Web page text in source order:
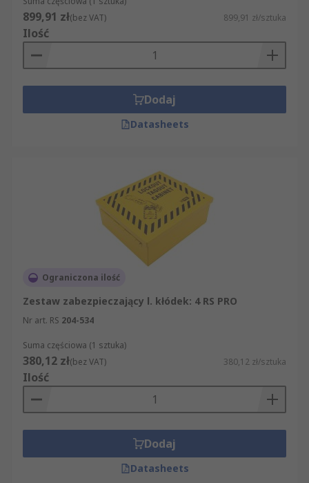
899,91 zł(bez VAT) 899,91 zł/sztuka
Ilość
Dodaj
Datasheets
Ograniczona ilość
Zestaw zabezpieczający l. kłódek: 4 RS PRO
Nr art. RS 204-534
Suma częściowa (1 sztuka)
380,12 zł(bez VAT) 380,12 zł/sztuka
Ilość
Dodaj
Datasheets